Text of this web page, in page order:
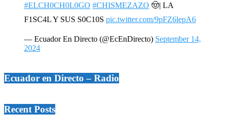
#ELCH0CH0L0GO #CHISMEZAZO 🤠| LA
F1SC4L Y SUS S0C10S pic.twitter.com/9pFZ6lepA6
— Ecuador En Directo (@EcEnDirecto) September 14,
2024
Ecuador en Directo – Radio
Recent Posts